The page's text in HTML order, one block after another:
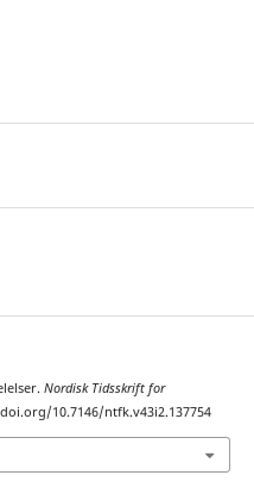
Nordisk Tidsskrift for
10.7146/ntfk.v43i2.137754